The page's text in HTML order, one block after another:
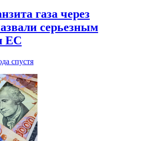
газа через
серьезным
ЕС
спустя